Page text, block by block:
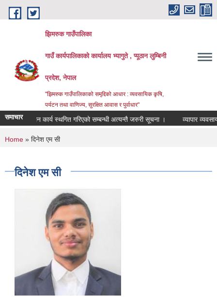
Skip to main content
झिमरुक गाउँपालिका
गाउँ कार्यपालिकाको कार्यालय भ्यागुते , प्यूठान लुम्बिनी
प्रदेश, नेपाल
"झिमरुक गाउँपालिकाको समृद्दिको आधार : व्यवसायिक कृषि,
पर्यटन तथा वाणिज्य, सुरक्षित आवास र पुर्वाधार"
समाचारसंकलन कार्य स्थगित गरिएको सम्बन्धी अत्यन्तै जरुरी सूचना । व्यापार व्यवसाय
You are here
Home » दिनेश एम सी
दिनेश एम सी